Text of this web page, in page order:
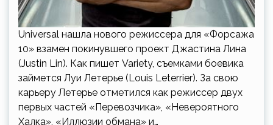
Universal нашла нового режиссера для «Форсажа
10» взамен покинувшего проект Джастина Лина
(Justin Lin). Как пишет Variety, съемками боевика
займется Луи Летерье (Louis Leterrier). За свою
карьеру Летерье отметился как режиссер двух
первых частей «Перевозчика», «Невероятного
Халка», «Иллюзии обмана» и…